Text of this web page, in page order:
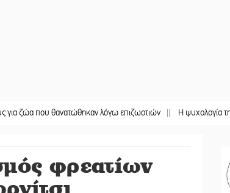
που θανατώθηκαν λόγω επιζωοτιών || Η ψυχολογία της
φρεατίων